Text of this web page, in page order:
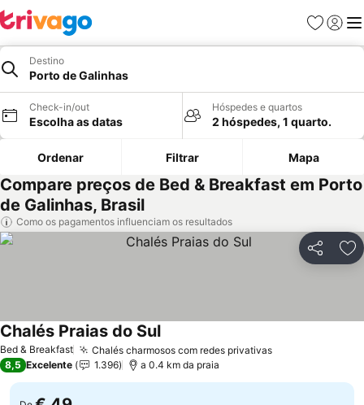
Favoritos
Iniciar
Destino
Porto de Galinhas
Check-in/out
Escolha as datas
Hóspedes e quartos
2 hóspedes, 1 quarto.
Ordenar Filtrar Mapa
Compare preços de Bed & Breakfast em Porto
de Galinhas, Brasil
Como os pagamentos influenciam os resultados
Partilhar
Bed & Breakfast Chalés charmosos com redes privativasVer preços
Chalés Praias do SulVer preços
8,5 Excelente 1.396 a 0.4 km da praia